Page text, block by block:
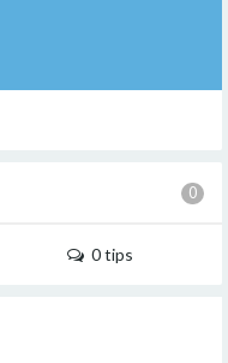
0
0 tips